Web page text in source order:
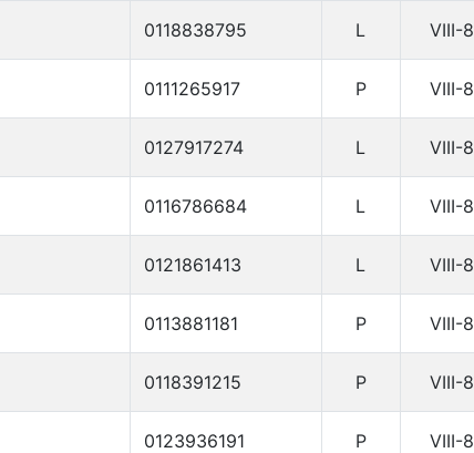
0118838795 L VIII-8
0111265917 P VIII-8
0127917274 L VIII-8
0116786684 L VIII-8
0121861413 L VIII-8
0113881181 P VIII-8
0118391215 P VIII-8
0123936191 P VIII-8